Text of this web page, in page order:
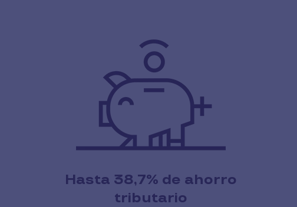
Hasta 38,7% de ahorro
tributario